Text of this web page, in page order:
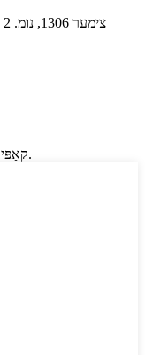
© קאַפּירייט - 2010-2025 : אַלע רעכטן רעזערווירט.